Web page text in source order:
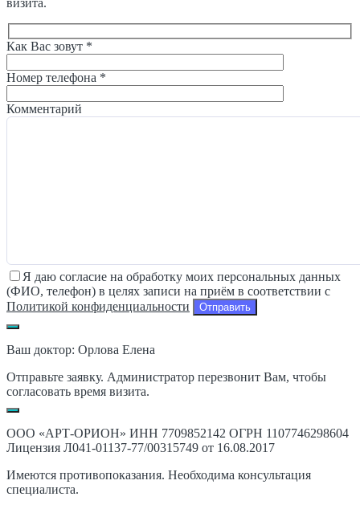
визита.
Как Вас зовут *
Номер телефона *
Комментарий
Я даю согласие на обработку моих персональных данных
(ФИО, телефон) в целях записи на приём в соответствии с
Политикой конфиденциальности
Ваш доктор: Орлова Елена
Отправьте заявку. Администратор перезвонит Вам, чтобы
согласовать время визита.
ООО «АРТ-ОРИОН» ИНН 7709852142 ОГРН 1107746298604
Лицензия Л041-01137-77/00315749 от 16.08.2017
Имеются противопоказания. Необходима консультация
специалиста.